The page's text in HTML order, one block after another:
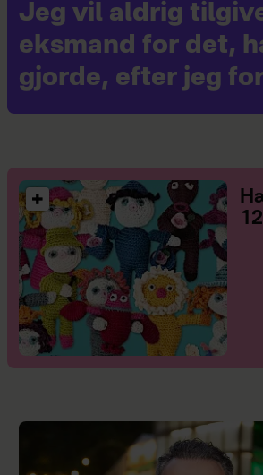
Jeg vil aldrig
eksmand for det,
gjorde, efter jeg